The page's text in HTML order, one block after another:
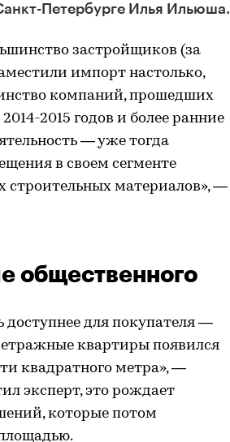
Петербурге Илья Ильюша.
застройщиков (за
импорт настолько,
компаний, прошедших
2015 годов и более ранние
— уже тогда
в своем сегменте
материалов», —
общественного
для покупателя —
квартиры появился
квадратного метра», —
эксперт, это рождает
которые потом